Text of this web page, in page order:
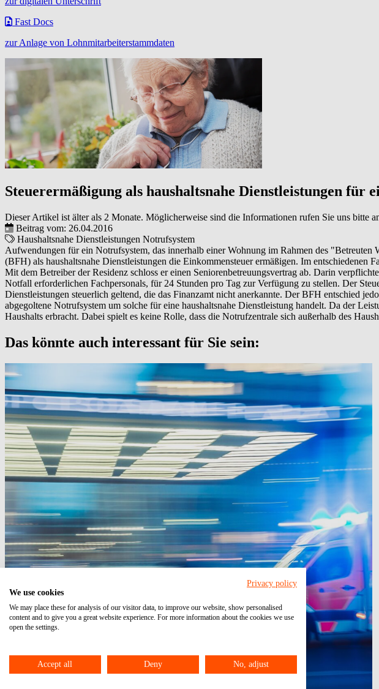
Fast Docs
zur Anlage von Lohnmitarbeiterstammdaten
Steuerermäßigung als haushaltsnahe Dienstleistungen für
Dieser Artikel ist älter als 2 Monate. Möglicherweise sind die Informationen rufen Sie uns bitte
Beitrag vom: 26.04.2016
Haushaltsnahe Dienstleistungen Notrufsystem
Aufwendungen für ein Notrufsystem, das innerhalb einer Wohnung im Rahmen des
(BFH) als haushaltsnahe Dienstleistungen die Einkommensteuer ermäßigen. Im
Mit dem Betreiber der Residenz schloss er einen Seniorenbetreuungsvertrag ab. Darin
Notfall erforderlichen Fachpersonals, für 24 Stunden pro Tag zur Verfügung zu stellen. Der
Dienstleistungen steuerlich geltend, die das Finanzamt nicht anerkannte. Der BFH entschied
abgegoltene Notrufsystem um solche für eine haushaltsnahe Dienstleistung handelt. Da der
Haushalts erbracht. Dabei spielt es keine Rolle, dass die Notrufzentrale sich außerhalb des
Das könnte auch interessant für Sie sein:
Privacy policy
We use cookies
We may place these for analysis of our visitor data, to improve our website, show personalised
content and to give you a great website experience. For more information about the cookies we use
open the settings.
Accept all Deny No, adjust